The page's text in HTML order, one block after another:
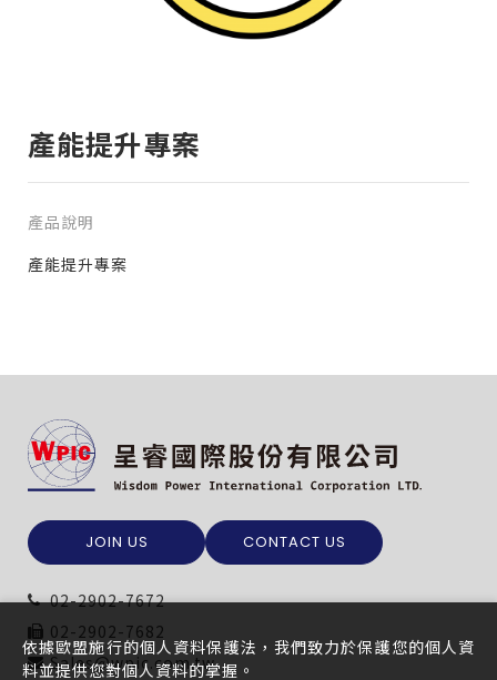
產能提升專案
產品說明
產能提升專案
02-2902-7672
02-2902-7682
Sales@wpic.com.tw
JOIN US CONTACT US
依據歐盟施行的個人資料保護法，我們致力於保護您的個人資
料並提供您對個人資料的掌握。